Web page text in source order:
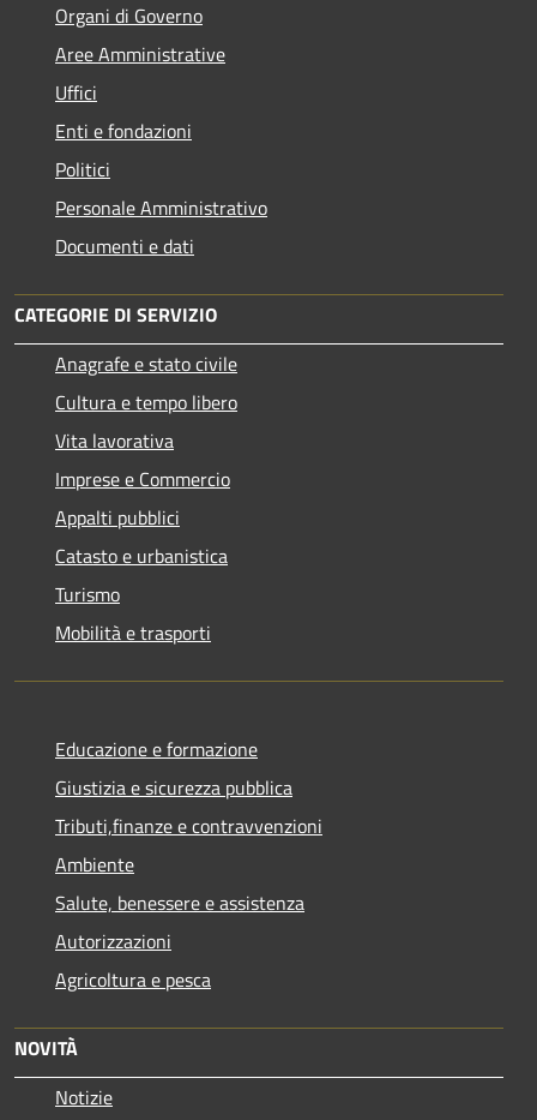
Organi di Governo
Aree Amministrative
Uffici
Enti e fondazioni
Politici
Personale Amministrativo
Documenti e dati
CATEGORIE DI SERVIZIO
Anagrafe e stato civile
Cultura e tempo libero
Vita lavorativa
Imprese e Commercio
Appalti pubblici
Catasto e urbanistica
Turismo
Mobilità e trasporti
Educazione e formazione
Giustizia e sicurezza pubblica
Tributi,finanze e contravvenzioni
Ambiente
Salute, benessere e assistenza
Autorizzazioni
Agricoltura e pesca
NOVITÀ
Notizie